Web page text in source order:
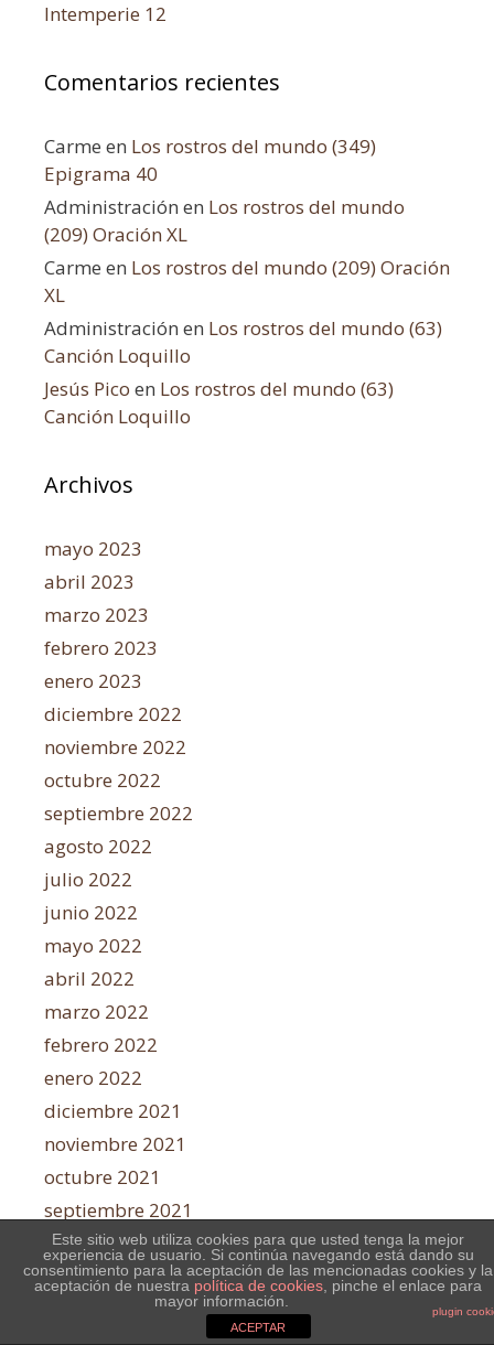
Intemperie 12
Comentarios recientes
Carme en Los rostros del mundo (349)
Epigrama 40
Administración en Los rostros del mundo
(209) Oración XL
Carme en Los rostros del mundo (209) Oración
XL
Administración en Los rostros del mundo (63)
Canción Loquillo
Jesús Pico en Los rostros del mundo (63)
Canción Loquillo
Archivos
mayo 2023
abril 2023
marzo 2023
febrero 2023
enero 2023
diciembre 2022
noviembre 2022
octubre 2022
septiembre 2022
agosto 2022
julio 2022
junio 2022
mayo 2022
abril 2022
marzo 2022
febrero 2022
enero 2022
diciembre 2021
noviembre 2021
octubre 2021
septiembre 2021
agosto 2021
julio 2021
Este sitio web utiliza cookies para que usted tenga la mejor
experiencia de usuario. Si continúa navegando está dando su
consentimiento para la aceptación de las mencionadas cookies y la
aceptación de nuestra política de cookies , pinche el enlace para
mayor información.
plugin
ACEPTAR